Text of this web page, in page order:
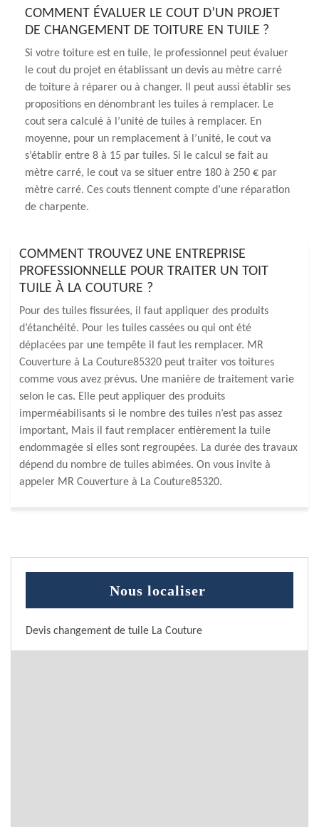
COMMENT ÉVALUER LE COUT D’UN PROJET
DE CHANGEMENT DE TOITURE EN TUILE ?
Si votre toiture est en tuile, le professionnel peut évaluer
le cout du projet en établissant un devis au mètre carré
de toiture à réparer ou à changer. Il peut aussi établir ses
propositions en dénombrant les tuiles à remplacer. Le
cout sera calculé à l’unité de tuiles à remplacer. En
moyenne, pour un remplacement à l’unité, le cout va
s’établir entre 8 à 15 par tuiles. Si le calcul se fait au
mètre carré, le cout va se situer entre 180 à 250 € par
mètre carré. Ces couts tiennent compte d’une réparation
de charpente.
COMMENT TROUVEZ UNE ENTREPRISE
PROFESSIONNELLE POUR TRAITER UN TOIT
TUILE À LA COUTURE ?
Pour des tuiles fissurées, il faut appliquer des produits
d’étanchéité. Pour les tuiles cassées ou qui ont été
déplacées par une tempête il faut les remplacer. MR
Couverture à La Couture85320 peut traiter vos toitures
comme vous avez prévus. Une manière de traitement varie
selon le cas. Elle peut appliquer des produits
imperméabilisants si le nombre des tuiles n’est pas assez
important, Mais il faut remplacer entièrement la tuile
endommagée si elles sont regroupées. La durée des travaux
dépend du nombre de tuiles abimées. On vous invite à
appeler MR Couverture à La Couture85320.
Nous localiser
Devis changement de tuile La Couture